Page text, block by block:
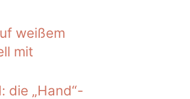
weißem
mit
die „Hand“-